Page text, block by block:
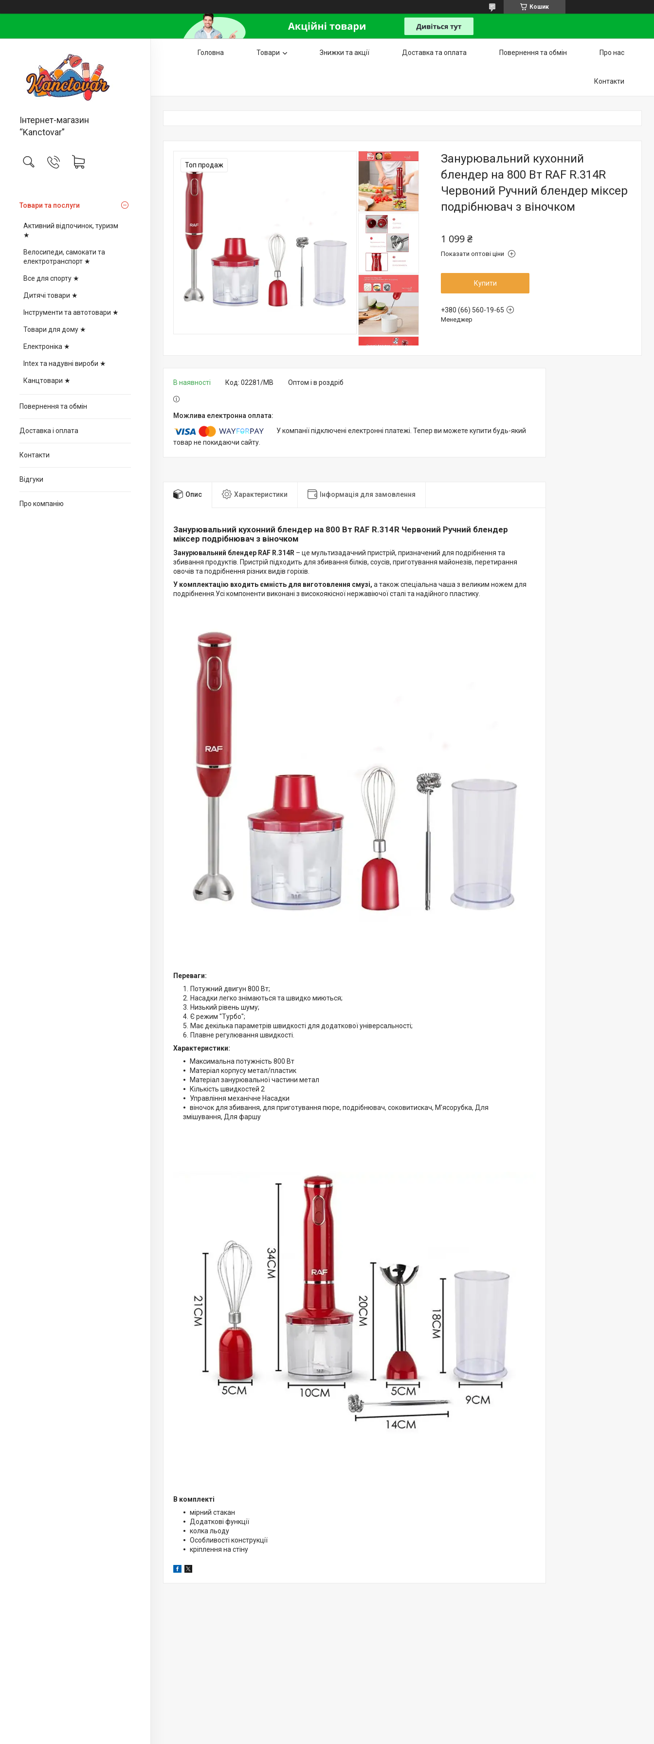
Кошик
Інтернет-магазин
“Kanctovar”
Товари та послуги
Активний відпочинок, туризм
★
Велосипеди, самокати та
електротранспорт ★
Все для спорту ★
Дитячі товари ★
Інструменти та автотовари ★
Товари для дому ★
Електроніка ★
Intex та надувні вироби ★
Канцтовари ★
Повернення та обмін
Доставка і оплата
Контакти
Відгуки
Про компанію
Головна Товари Знижки та акції Доставка та оплата Повернення та обмін Про нас
Контакти
Топ продаж
Занурювальний кухонний
блендер на 800 Вт RAF R.314R
Червоний Ручний блендер міксер
подрібнювач з віночком
1 099 ₴
Показати оптові ціни
Купити
+380 (66) 560-19-65
Менеджер
В наявності Оптом і в роздріб
Код: 02281/MB
У компанії підключені електронні платежі. Тепер ви можете купити будь-який
товар не покидаючи сайту.
Опис Характеристики Інформація для замовлення
Занурювальний кухонний блендер на 800 Вт RAF R.314R Червоний Ручний блендер
міксер подрібнювач з віночком
Занурювальний блендер RAF R.314R – це мультизадачний пристрій, призначений для подрібнення та
збивання продуктів. Пристрій підходить для збивання білків, соусів, приготування майонезів, перетирання
овочів та подрібнення різних видів горіхів.
У комплектацію входить ємність для виготовлення смузі, а також спеціальна чаша з великим ножем для
подрібнення.Усі компоненти виконані з високоякісної нержавіючої сталі та надійного пластику.
Переваги:
Потужний двигун 800 Вт;
Насадки легко знімаються та швидко миються;
Низький рівень шуму;
Є режим "Турбо";
Має декілька параметрів швидкості для додаткової універсальності;
Плавне регулювання швидкості.
Характеристики:
Максимальна потужність 800 Вт
Матеріал корпусу метал/пластик
Матеріал занурювальної частини метал
Кількість швидкостей 2
Управління механічне Насадки
віночок для збивання, для приготування пюре, подрібнювач, соковитискач, М'ясорубка, Для
змішування, Для фаршу
В комплекті
мірний стакан
Додаткові функції
колка льоду
Особливості конструкції
кріплення на стіну